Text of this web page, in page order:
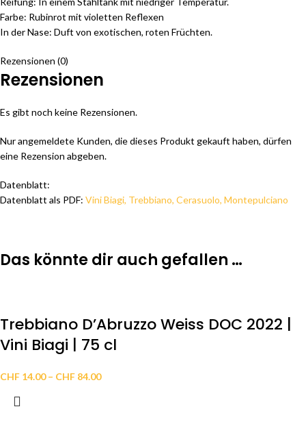
Farbe: Rubinrot mit violetten Reflexen
In der Nase: Duft von exotischen, roten Früchten.
Rezensionen (0)
Rezensionen
Es gibt noch keine Rezensionen.
Nur angemeldete Kunden, die dieses Produkt gekauft haben, dürfen
eine Rezension abgeben.
Datenblatt:
Datenblatt als PDF: Vini Biagi, Trebbiano, Cerasuolo, Montepulciano
Das könnte dir auch gefallen …
Trebbiano D’Abruzzo Weiss DOC 2022 |
Vini Biagi | 75 cl
CHF 14.00 – CHF 84.00